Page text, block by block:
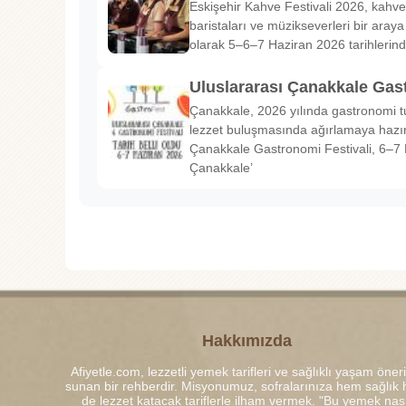
Eskişehir Kahve Festivali 2026,
baristaları ve müzikseverleri bir
olarak 5–6–7 Haziran 2026
Uluslararası Çanakkale
Çanakkale, 2026 yılında gastronomi
lezzet buluşmasında ağırlamaya
Çanakkale Gastronomi Festivali,
Çanakkale’
Hakkımızda
Afiyetle.com, lezzetli yemek tarifleri ve sağlıklı yaşam
sunan bir rehberdir. Misyonumuz, sofralarınıza hem sağlık
de lezzet katacak tariflerle ilham vermek. "Bu yemek